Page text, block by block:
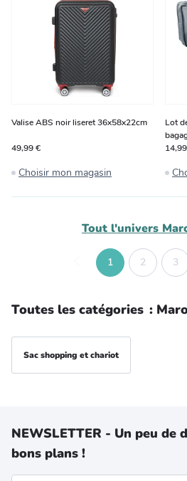
Valise ABS noir liseret 36x58x22cm
49,99 €
Choisir mon magasin
Lot
Tout l'univers
1 2 3
Toutes les catégories :
Sac shopping et chariot
NEWSLETTER - Un peu de
bons plans !